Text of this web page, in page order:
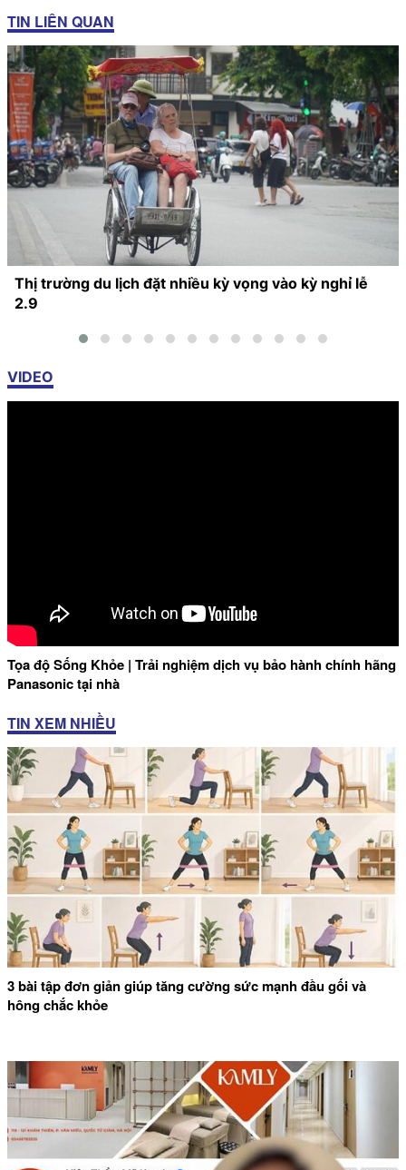
TIN LIÊN QUAN
Thị trường du lịch đặt nhiều kỳ vọng vào kỳ nghỉ lễ
2.9
VIDEO
Tọa độ Sống Khỏe | Trải nghiệm dịch vụ bảo hành chính hãng
Panasonic tại nhà
TIN XEM NHIỀU
3 bài tập đơn giản giúp tăng cường sức mạnh đầu gối và
hông chắc khỏe